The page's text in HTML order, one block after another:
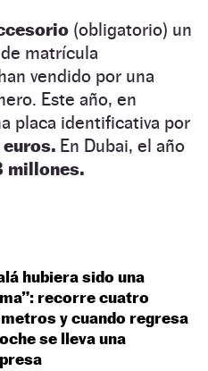
(obligatorio) un
matrícula
vendido por una
Este año, en
placa identificativa por
En Dubai, el año
millones.
hubiera sido una
recorre cuatro
y cuando regresa
se lleva una